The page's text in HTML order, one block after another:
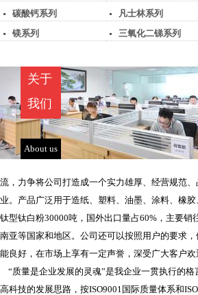
碳酸钙系列
凡士林系列
镁系列
三氧化二锑系列
关于
我们
About us
流，力争将公司打造成一个实力雄厚、经营规范
业。产品广泛用于造纸、塑料、油墨、涂料、橡
钛型钛白粉30000吨，国外出口量占60%，主要
南亚等国家和地区。公司还可以按照用户的要求
能良好，在市场上享有一定声誉，深受广大客户欢
“质量是企业发展的灵魂”是我企业一贯执行的
高科技的发展思路，按ISO9001国际质量体系和